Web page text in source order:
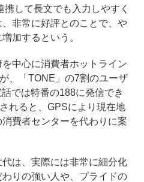
して長文でも入力しやすく
非常に好評とのことで、や
加するという。
中心に消費者ホットライン
、「TONE」の7割のユーザ
では特番の188に発信でき
れると、GPSにより現在地
費者センターを代わりに案
は、実際には非常に細分化
りの強い人や、プライドの